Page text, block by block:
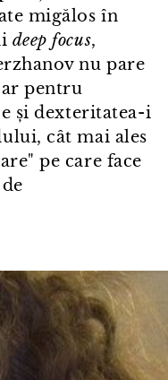
migălos în
deep focus,
nu pare
pentru
și dexteritatea⁠-⁠i
cât mai ales
pe care face